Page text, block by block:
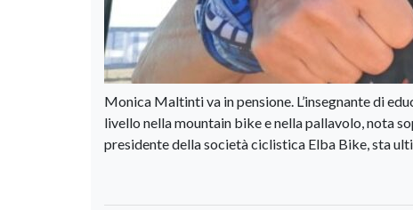
Monica Maltinti va in pensione. L’insegnante di
livello nella mountain bike e nella pallavolo, nota
presidente della società ciclistica Elba Bike, sta